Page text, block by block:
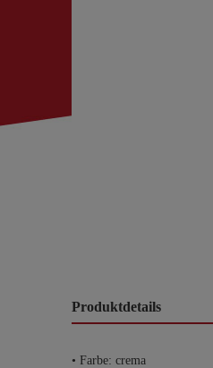
Produktdetails
• Farbe: crema